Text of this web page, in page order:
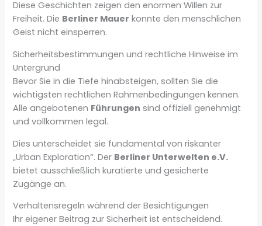
Diese Geschichten zeigen den enormen Willen zur
Freiheit. Die Berliner Mauer konnte den menschlichen
Geist nicht einsperren.
Sicherheitsbestimmungen und rechtliche Hinweise im
Untergrund
Bevor Sie in die Tiefe hinabsteigen, sollten Sie die
wichtigsten rechtlichen Rahmenbedingungen kennen.
Alle angebotenen Führungen sind offiziell genehmigt
und vollkommen legal.
Dies unterscheidet sie fundamental von riskanter
„Urban Exploration“. Der Berliner Unterwelten e.V.
bietet ausschließlich kuratierte und gesicherte
Zugänge an.
Verhaltensregeln während der Besichtigungen
Ihr eigener Beitrag zur Sicherheit ist entscheidend.